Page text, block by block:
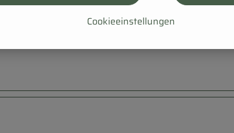
Cookieeinstellungen